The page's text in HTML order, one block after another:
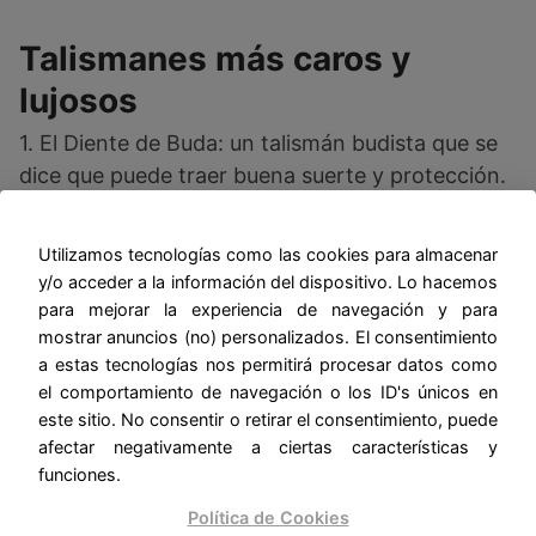
Talismanes más caros y
lujosos
1. El Diente de Buda: un talismán budista que se
dice que puede traer buena suerte y protección.
2. El Collar de Akbar Shah: un collar de
esmeraldas y diamantes que perteneció al
emperador mogol Akbar Shah. Se subastó por
más de 30 millones de dólares en 2014.
3. El Códice Maya de Dresde: un manuscrito
maya que contiene rituales mágicos y
pronósticos astrológicos. Se estima que su valor
Utilizamos tecnologías como las cookies para almacenar
y/o acceder a la información del dispositivo. Lo hacemos
para mejorar la experiencia de navegación y para
mostrar anuncios (no) personalizados. El consentimiento
a estas tecnologías nos permitirá procesar datos como
el comportamiento de navegación o los ID's únicos en
este sitio. No consentir o retirar el consentimiento, puede
afectar negativamente a ciertas características y
funciones.
Política de Cookies